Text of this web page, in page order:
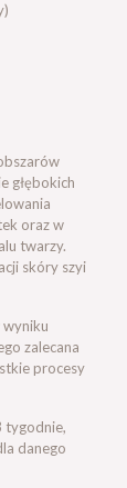
głębokich
oraz w
twarzy.
skóry szyi
wyniku
zalecana
procesy
tygodnie,
danego